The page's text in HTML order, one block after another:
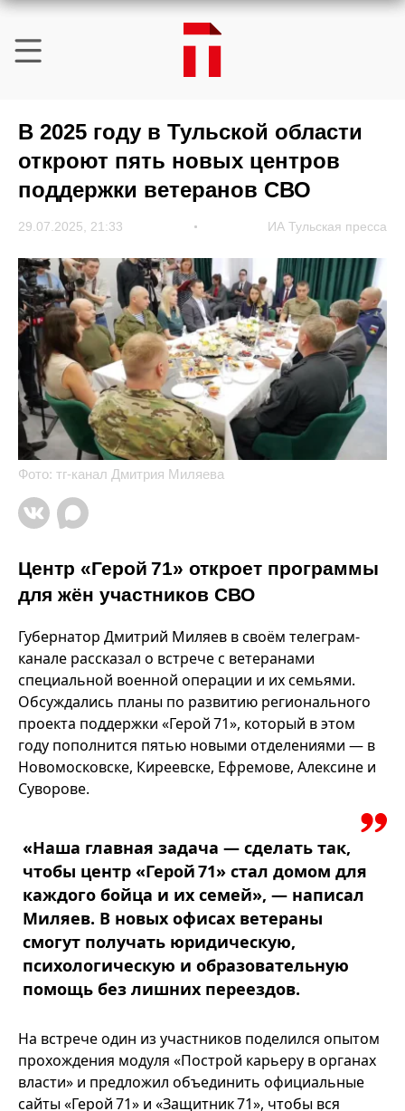
В 2025 году в Тульской области
откроют пять новых центров
поддержки ветеранов СВО
29.07.2025, 21:33 ИА Тульская пресса
Фото: тг-канал Дмитрия Миляева
Центр «Герой 71» откроет программы
для жён участников СВО
Губернатор Дмитрий Миляев в своём телеграм-
канале рассказал о встрече с ветеранами
специальной военной операции и их семьями.
Обсуждались планы по развитию регионального
проекта поддержки «Герой 71», который в этом
году пополнится пятью новыми отделениями — в
Новомосковске, Киреевске, Ефремове, Алексине и
Суворове.
«Наша главная задача — сделать так,
чтобы центр «Герой 71» стал домом для
каждого бойца и их семей», — написал
Миляев. В новых офисах ветераны
смогут получать юридическую,
психологическую и образовательную
помощь без лишних переездов.
На встрече один из участников поделился опытом
прохождения модуля «Построй карьеру в органах
власти» и предложил объединить официальные
сайты «Герой 71» и «Защитник 71», чтобы вся